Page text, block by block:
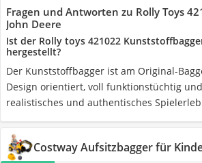
Fragen und Antworten zu Rolly Toys
John Deere
Ist der Rolly toys 421022
hergestellt?
Der Kunststoffbagger ist am Original-
Design orientiert, voll funktionstüchtig
realistisches und authentisches
Costway Aufsitzbagger für